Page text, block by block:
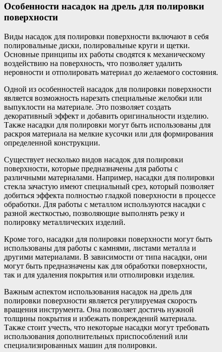
Особенности насадок на дрель для полировки
поверхности
Виды насадок для полировки поверхности включают в себя
полировальные диски, полировальные круги и щетки.
Основные принципы их работы сводятся к механическому
воздействию на поверхность, что позволяет удалить
неровности и отполировать материал до желаемого состояния.
Одной из особенностей насадок для полировки поверхности
является возможность нарезать специальные желобки или
выпуклости на материале. Это позволяет создать
декоративный эффект и добавить оригинальности изделию.
Также насадки для полировки могут быть использованы для
раскроя материала на мелкие кусочки или для формирования
определенной конструкции.
Существует несколько видов насадок для полировки
поверхности, которые предназначены для работы с
различными материалами. Например, насадки для полировки
стекла зачастую имеют специальный срез, который позволяет
добиться эффекта полностью гладкой поверхности в процессе
обработки. Для работы с металлом используются насадки с
разной жесткостью, позволяющие выполнять резку и
полировку металлических изделий.
Кроме того, насадки для полировки поверхности могут быть
использованы для работы с камнями, листами металла и
другими материалами. В зависимости от типа насадки, они
могут быть предназначены как для обработки поверхности,
так и для удаления покрытия или отполировки изделия.
Важным аспектом использования насадок на дрель для
полировки поверхности является регулируемая скорость
вращения инструмента. Она позволяет достичь нужной
толщины покрытия и избежать повреждений материала.
Также стоит учесть, что некоторые насадки могут требовать
использования дополнительных приспособлений или
специализированных машин для полировки.